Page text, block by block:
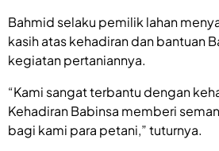
Bahmid selaku pemilik lahan
kasih atas kehadiran dan bantuan
kegiatan pertaniannya.
“Kami sangat terbantu dengan
Kehadiran Babinsa memberi
bagi kami para petani,” tuturnya.